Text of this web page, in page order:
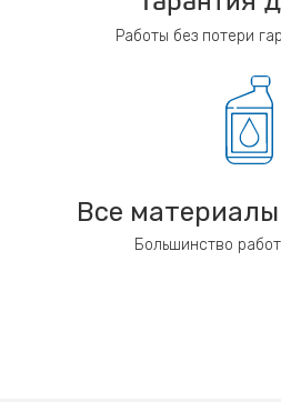
Работы без потери
Все
Большинство